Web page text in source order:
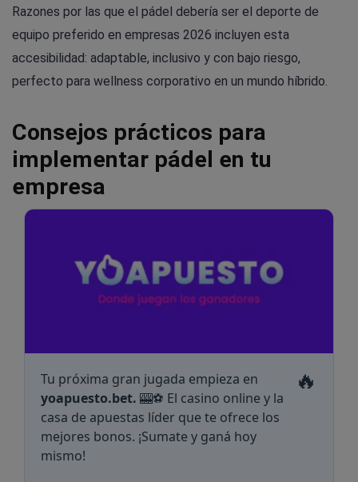
Razones por las que el pádel debería ser el deporte de
equipo preferido en empresas 2026 incluyen esta
accesibilidad: adaptable, inclusivo y con bajo riesgo,
perfecto para wellness corporativo en un mundo híbrido.
Consejos prácticos para
implementar pádel en tu
empresa
Tu próxima gran jugada empieza en
yoapuesto.bet. 🎰⚽ El casino online y la
casa de apuestas líder que te ofrece los
mejores bonos. ¡Sumate y ganá hoy
mismo!
🔥